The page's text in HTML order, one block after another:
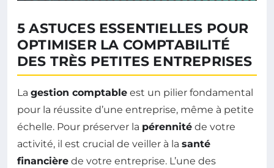
5 ASTUCES ESSENTIELLES POUR
OPTIMISER LA COMPTABILITÉ
DES TRÈS PETITES ENTREPRISES
La gestion comptable est un pilier fondamental
pour la réussite d’une entreprise, même à petite
échelle. Pour préserver la pérennité de votre
activité, il est crucial de veiller à la santé
financière de votre entreprise. L’une des